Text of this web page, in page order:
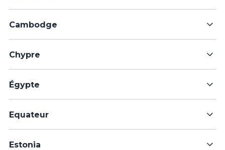
Cambodge
Chypre
Égypte
Equateur
Estonia